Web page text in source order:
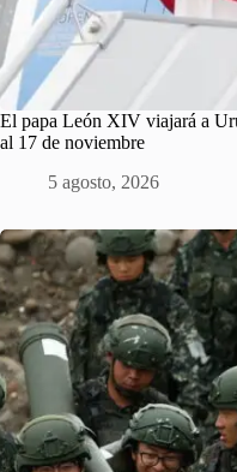
El papa León XIV viajará a
al 17 de noviembre
5 agosto, 2026